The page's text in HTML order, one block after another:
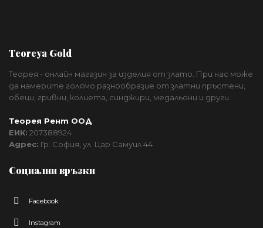
Teoreya Gold
Теорея - онлайн магазин за изделия от злато. При нас може
да намерите голямо разнообразие от златни пръстени,
обеци, гривни, колиета, синджири, медальони и други.
Теорея Рент ООД
ЕИК: 207388924
Адрес: Гр. София, ул. Цар Самуил 44
Социални връзки
Facebook
Instagram